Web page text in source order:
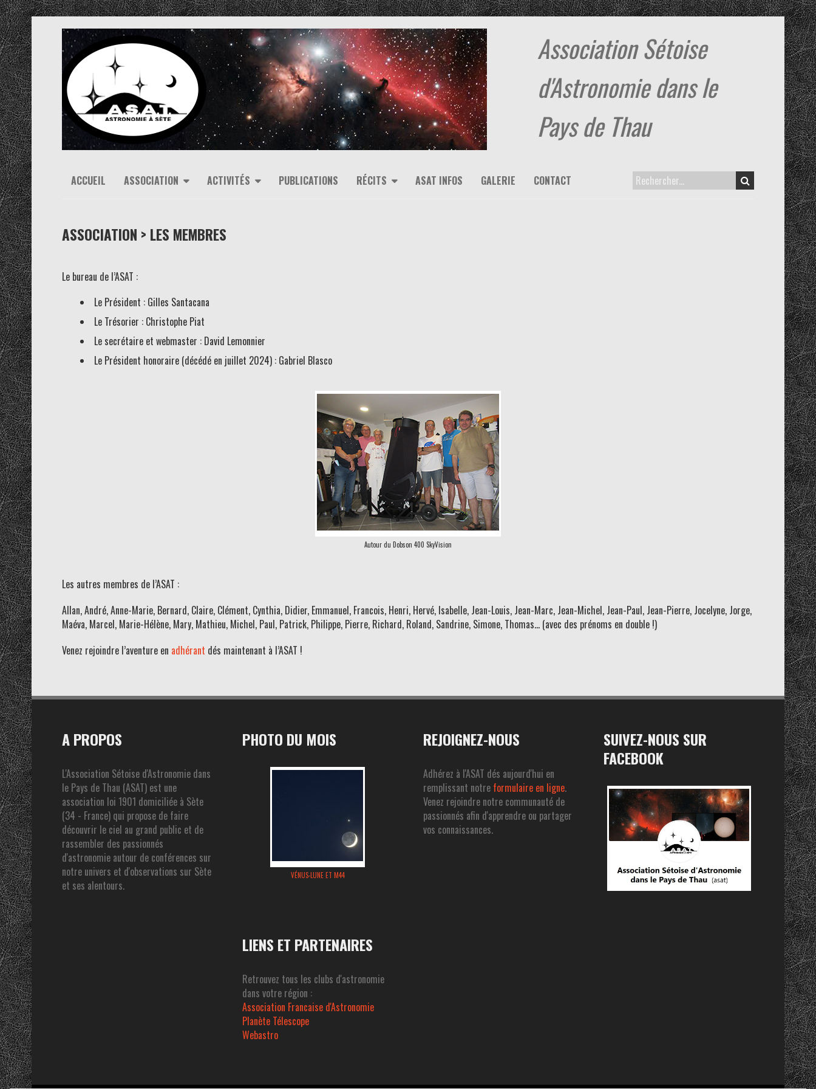
Association Sétoise
d'Astronomie dans le
Pays de Thau
ACCUEIL ASSOCIATION ACTIVITÉS PUBLICATIONS RÉCITS ASAT INFOS GALERIE CONTACT
ASSOCIATION > LES MEMBRES
Le bureau de l’ASAT :
Le Président : Gilles Santacana
Le Trésorier : Christophe Piat
Le secrétaire et webmaster : David Lemonnier
Le Président honoraire (décédé en juillet 2024) : Gabriel Blasco
Autour du Dobson 400 SkyVision
Les autres membres de l’ASAT :
Allan, André, Anne-Marie, Bernard, Claire, Clément, Cynthia, Didier, Emmanuel, Francois, Henri, Hervé, Isabelle, Jean-Louis, Jean-Marc, Jean-Michel, Jean-Paul, Jean-Pierre, Jocelyne, Jorge,
Maéva, Marcel, Marie-Hélène, Mary, Mathieu, Michel, Paul, Patrick, Philippe, Pierre, Richard, Roland, Sandrine, Simone, Thomas… (avec des prénoms en double !)
Venez rejoindre l’aventure en adhérant dés maintenant à l’ASAT !
A PROPOS
L'Association Sétoise d'Astronomie dans
le Pays de Thau (ASAT) est une
association loi 1901 domiciliée à Sète
(34 - France) qui propose de faire
découvrir le ciel au grand public et de
rassembler des passionnés
d'astronomie autour de conférences sur
notre univers et d'observations sur Sète
et ses alentours.
PHOTO DU MOIS
VÉNUS-LUNE ET M44
REJOIGNEZ-NOUS
Adhérez à l'ASAT dés aujourd'hui en
remplissant notre formulaire en ligne.
Venez rejoindre notre communauté de
passionnés afin d'apprendre ou partager
vos connaissances.
SUIVEZ-NOUS SUR
FACEBOOK
LIENS ET PARTENAIRES
Retrouvez tous les clubs d'astronomie
dans votre région :
Association Francaise d'Astronomie
Planète Télescope
Webastro